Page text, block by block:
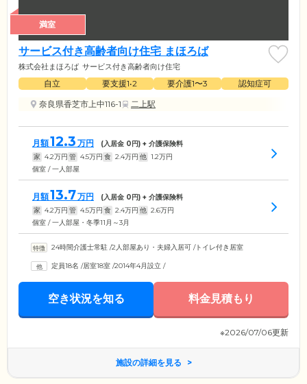
満室
サービス付き高齢者向け住宅 まほろば
株式会社まほろば サービス付き高齢者向け住宅
自立 要支援1•2 要介護1〜3
認知症可
奈良県香芝市上中116-1
二上駅
月額12.3 万円 (入居金 0 円) + 介護保険料
家 4.2万円 管 4.5万円 食 2.4万円 他 1.2万円
個室 / 一人部屋
月額13.7万円 (入居金 0 円) + 介護保険料
家 4.2万円 管 4.5万円 食 2.4万円 他 2.6万円
個室 / 一人部屋・冬季11月～3月
24時間介護士常駐 /2人部屋あり・夫婦入居可 /トイレ付き居室
定員18名 /居室18室 /2014年4月設立 /
空き状況を知る 料金見積もり
※2026/07/06更新
施設の詳細を見る